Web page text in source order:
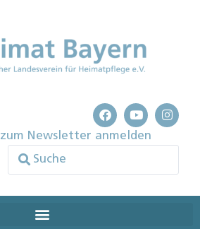
zum Newsletter anmelden